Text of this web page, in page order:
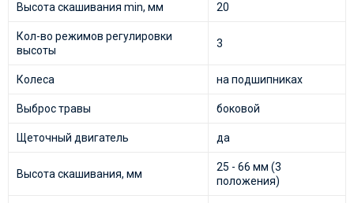
Высота скашивания min, мм 20
Кол-во режимов регулировки
высоты
3
Колеса на подшипниках
Выброс травы боковой
Щеточный двигатель да
Высота скашивания, мм
25 - 66 мм (3
положения)